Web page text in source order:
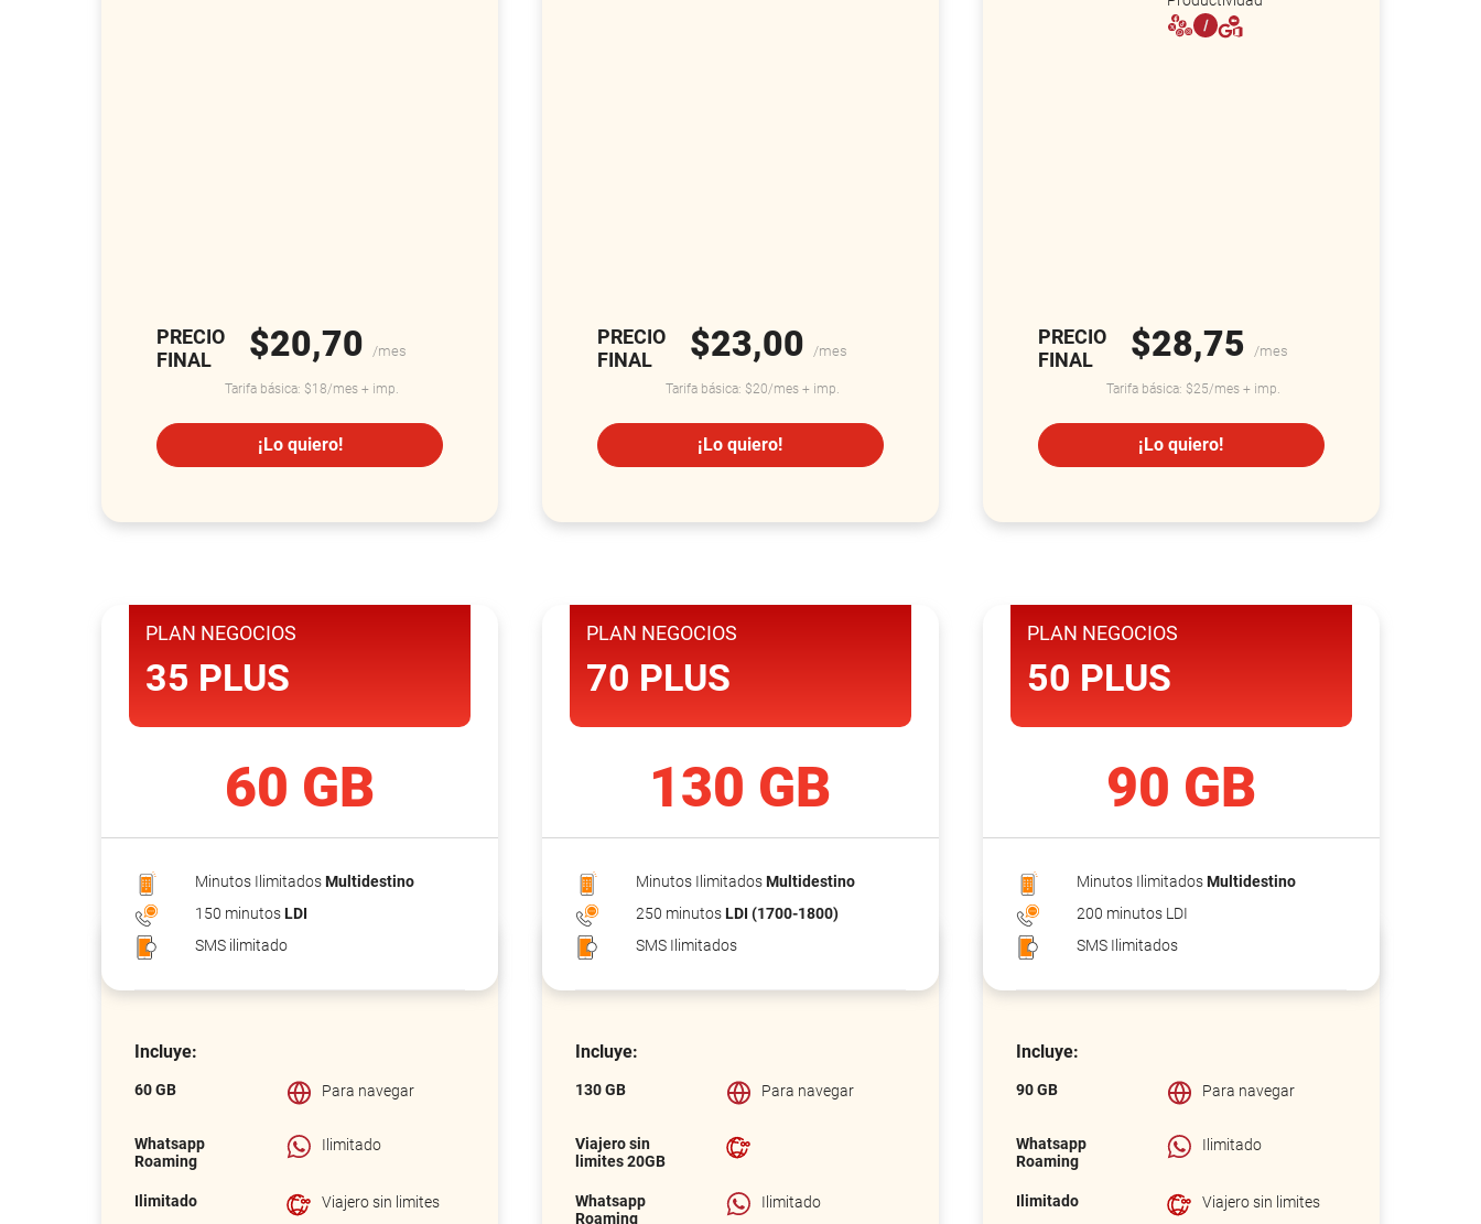
PRECIO
FINAL
$20,70 /mes
Tarifa básica: $18/mes + imp.
¡Lo quiero!
PRECIO
FINAL
$23,00 /mes
Tarifa básica: $20/mes + imp.
¡Lo quiero!
PRECIO
FINAL
$28,75 /mes
Tarifa básica: $25/mes + imp.
¡Lo quiero!
PLAN NEGOCIOS
35 PLUS
60 GB
Minutos IlimitadosMultidestino
150 minutosLDI
SMS ilimitado
Incluye:
60 GB Para navegar
Whatsapp
Roaming
Ilimitado
Ilimitado Viajero sin limites
PLAN NEGOCIOS
70 PLUS
130 GB
Minutos IlimitadosMultidestino
250 minutosLDI (1700-1800)
SMS Ilimitados
Incluye:
130 GB Para navegar
Viajero sin
limites 20GB
Whatsapp
Roaming
Ilimitado
PLAN NEGOCIOS
50 PLUS
90 GB
Minutos IlimitadosMultidestino
200 minutos LDI
SMS Ilimitados
Incluye:
90 GB Para navegar
Whatsapp
Roaming
Ilimitado
Ilimitado Viajero sin limites